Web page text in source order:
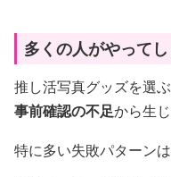
多くの人がやって
推し活写真グッズを選
事前確認の不足から生じ
特に多い失敗パターン